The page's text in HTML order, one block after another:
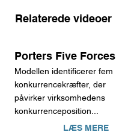
Relaterede videoer
Porters Five Forces
Modellen identificerer fem
konkurrencekræfter, der
påvirker virksomhedens
konkurrenceposition...
LÆS MERE